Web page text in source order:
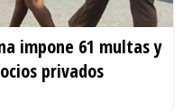
impone 61 multas y
privados